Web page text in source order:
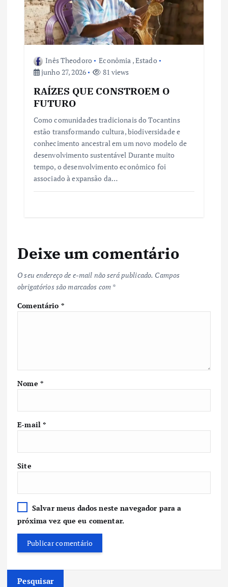
Inês Theodoro Econômia ,Estado
junho 27, 2026
81 views
RAÍZES QUE CONSTROEM O
FUTURO
Como comunidades tradicionais do Tocantins
estão transformando cultura, biodiversidade e
conhecimento ancestral em um novo modelo de
desenvolvimento sustentável Durante muito
tempo, o desenvolvimento econômico foi
associado à expansão da…
Deixe um comentário
O seu endereço de e-mail não será publicado. Campos
obrigatórios são marcados com *
Comentário *
Nome *
E-mail*
Site
Salvar meus dados neste navegador para a
próxima vez que eu comentar.
Pesquisar